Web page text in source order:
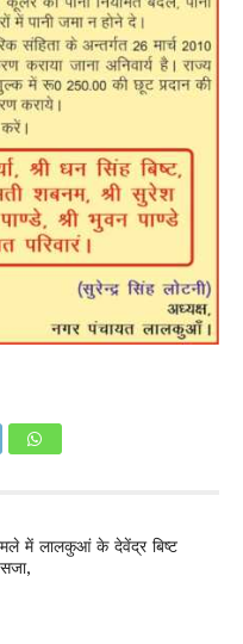
में लालकुआं के देवेंद्र बिष्ट